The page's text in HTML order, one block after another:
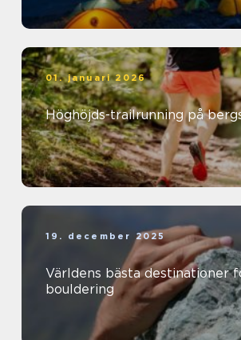
01. januari 2026
Höghöjds-trailrunning på
19. december 2025
Världens bästa destinationer
bouldering